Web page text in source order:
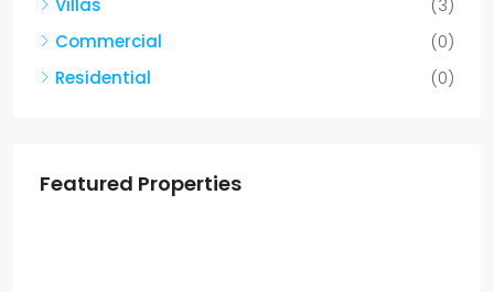
Villas
(3)
Commercial
(0)
Residential
(0)
Featured Properties